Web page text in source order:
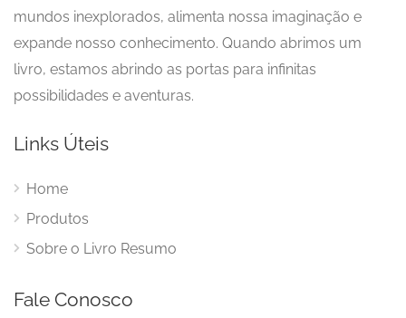
mundos inexplorados, alimenta nossa imaginação e
expande nosso conhecimento. Quando abrimos um
livro, estamos abrindo as portas para infinitas
possibilidades e aventuras.
Links Úteis
Home
Produtos
Sobre o Livro Resumo
Fale Conosco